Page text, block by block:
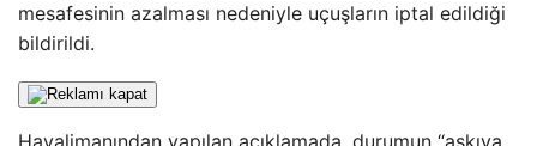
mesafesinin azalması nedeniyle uçuşların iptal edildiği
bildirildi.
Havalimanından yapılan açıklamada, durumun “askıya